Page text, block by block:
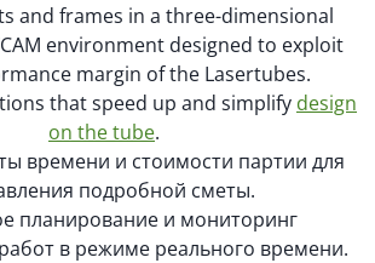
and frames in a three-dimensional
environment designed to exploit
margin of the Lasertubes.
that speed up and simplify design
on the tube.
времени и стоимости партии для
подробной сметы.
планирование и мониторинг
в режиме реального времени.